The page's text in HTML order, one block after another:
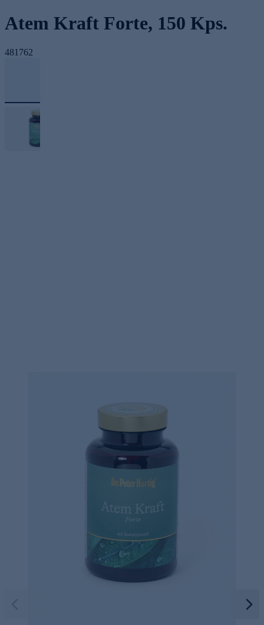
Atem Kraft Forte, 150 Kps.
481762